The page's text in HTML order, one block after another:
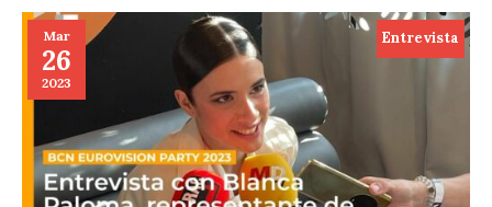
Mar
26
2023
Entrevista